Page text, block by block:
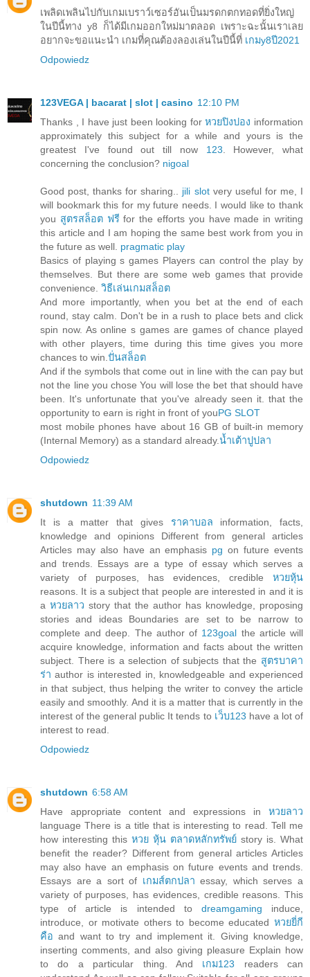
เพลิดเพลินไปกับเกมเบราว์เซอร์อันเป็นมรดกตกทอดที่ยิ่งใหญ่
ในปีนี้ทาง y8 ก็ได้มีเกมออกใหม่มาตลอด เพราะฉะนั้นเราเลย
อยากจะขอแนะนำ เกมที่คุณต้องลองเล่นในปีนี้ที่ เกมy8ปี2021
Odpowiedz
123VEGA | bacarat | slot | casino 12:10 PM
Thanks , I have just been looking forหวยปิงปอง information
approximately this subject for a while and yours is the
greatest I've found out till now 123. However, what
concerning the conclusion? nigoal
Good post, thanks for sharing.. jili slotvery useful for me, I
will bookmark this for my future needs. I would like to thank
you สูตรสล็อต ฟรีfor the efforts you have made in writing
this article and I am hoping the same best work from you in
the future as well. pragmatic play
Basics of playing s games Players can control the play by
themselves. But there are some web games that provide
convenience. วิธีเล่นเกมสล็อต
And more importantly, when you bet at the end of each
round, stay calm. Don't be in a rush to place bets and click
spin now. As online s games are games of chance played
with other players, time during this time gives you more
chances to win.ปั่นสล็อต
And if the symbols that come out in line with the can pay but
not the line you chose You will lose the bet that should have
been. It's unfortunate that you've already seen it. that the
opportunity to earn is right in front of youPG SLOT
most mobile phones have about 16 GB of built-in memory
(Internal Memory) as a standard already.น้ำเต้าปูปลา
Odpowiedz
shutdown 11:39 AM
It is a matter that gives ราคาบอล information, facts,
knowledge and opinions Different from general articles
Articles may also have an emphasis pg on future events
and trends. Essays are a type of essay which serves a
variety of purposes, has evidences, credible หวยหุ้น
reasons. It is a subject that people are interested in and it is
a หวยลาว story that the author has knowledge, proposing
stories and ideas Boundaries are set to be narrow to
complete and deep. The author of 123goal the article will
acquire knowledge, information and facts about the written
subject. There is a selection of subjects that the สูตรบาคา
ร่า author is interested in, knowledgeable and experienced
in that subject, thus helping the writer to convey the article
easily and smoothly. And it is a matter that is currently in the
interest of the general public It tends to เว็บ123 have a lot of
interest to read.
Odpowiedz
shutdown 6:58 AM
Have appropriate content and expressions in หวยลาว
language There is a title that is interesting to read. Tell me
how interesting this หวย หุ้น ตลาดหลักทรัพย์ story is. What
benefit the reader? Different from general articles Articles
may also have an emphasis on future events and trends.
Essays are a sort of เกมส์ตกปลา essay, which serves a
variety of purposes, has evidences, credible reasons. This
type of article is intended to dreamgaming induce,
introduce, or motivate others to become educated หวยยี่กี
คือ and want to try and implement it. Giving knowledge,
inserting comments, and also giving pleasure Explain how
to do a particular thing. And เกม123 readers can